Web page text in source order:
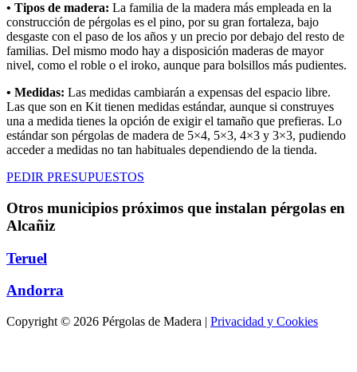
• Tipos de madera: La familia de la madera más empleada en la
construcción de pérgolas es el pino, por su gran fortaleza, bajo
desgaste con el paso de los años y un precio por debajo del resto de
familias. Del mismo modo hay a disposición maderas de mayor
nivel, como el roble o el iroko, aunque para bolsillos más pudientes.
• Medidas: Las medidas cambiarán a expensas del espacio libre.
Las que son en Kit tienen medidas estándar, aunque si construyes
una a medida tienes la opción de exigir el tamaño que prefieras. Lo
estándar son pérgolas de madera de 5×4, 5×3, 4×3 y 3×3, pudiendo
acceder a medidas no tan habituales dependiendo de la tienda.
PEDIR PRESUPUESTOS
Otros municipios próximos que instalan pérgolas en
Alcañiz
Teruel
Andorra
Copyright © 2026 Pérgolas de Madera | Privacidad y Cookies